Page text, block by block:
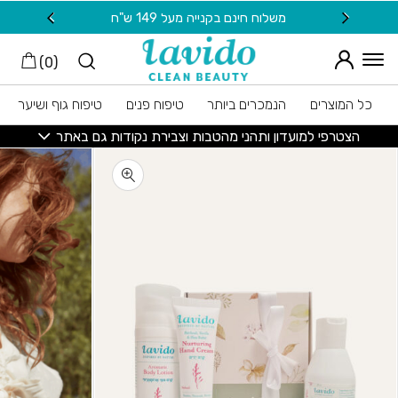
Skip to Content משלוח חינם בקנייה מעל 149 ש"ח
(
0
)
כל המוצרים הנמכרים ביותר טיפוח פנים
טיפוח גוף ושיער
הצטרפי למועדון ותהני מהטבות וצבירת נקודות גם באתר
בחזרה למעלה